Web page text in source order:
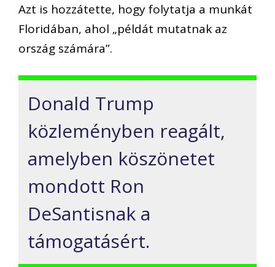
Azt is hozzátette, hogy folytatja a munkát
Floridában, ahol „példát mutatnak az
ország számára”.
Donald Trump
közleményben reagált,
amelyben köszönetet
mondott Ron
DeSantisnak a
támogatásért.